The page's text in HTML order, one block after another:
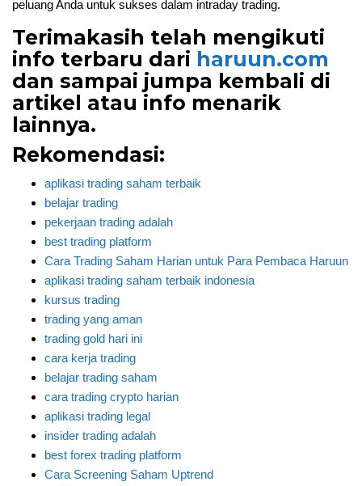
peluang Anda untuk sukses dalam intraday trading.
Terimakasih telah mengikuti
info terbaru dari haruun.com
dan sampai jumpa kembali di
artikel atau info menarik
lainnya.
Rekomendasi:
aplikasi trading saham terbaik
belajar trading
pekerjaan trading adalah
best trading platform
Cara Trading Saham Harian untuk Para Pembaca Haruun
aplikasi trading saham terbaik indonesia
kursus trading
trading yang aman
trading gold hari ini
cara kerja trading
belajar trading saham
cara trading crypto harian
aplikasi trading legal
insider trading adalah
best forex trading platform
Cara Screening Saham Uptrend